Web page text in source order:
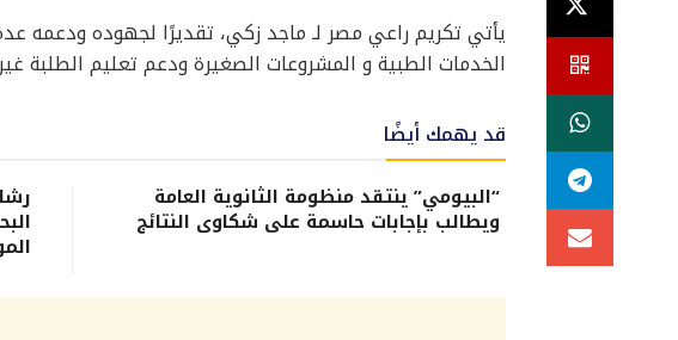
يأتي تكريم راعي مصر لـ ماجد زكي، تقديرًا لجهوده
الخدمات الطبية و المشروعات الصغيرة ودعم تعليم الطلبة
قد يهمك أيضًا
“البيومي” ينتقد منظومة الثانوية العامة
ويطالب بإجابات حاسمة على شكاوى النتائج